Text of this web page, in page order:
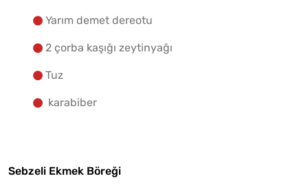
Yarım demet dereotu
2 çorba kaşığı zeytinyağı
Tuz
karabiber
Sebzeli Ekmek Böreği